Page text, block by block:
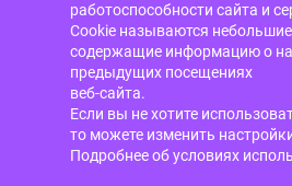
работоспособности сайта и
Cookie называются
содержащие информацию о
предыдущих посещениях
веб-сайта.
Если вы не хотите
то можете изменить
Подробнее об условиях